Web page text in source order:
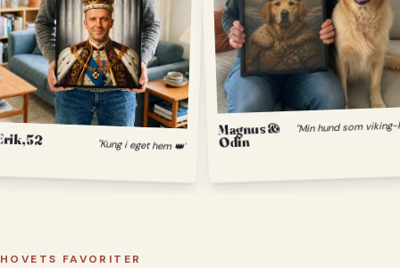
52 "Kung i eget hem 👑"
Magnus &
Odin
HOVETS FAVORITER